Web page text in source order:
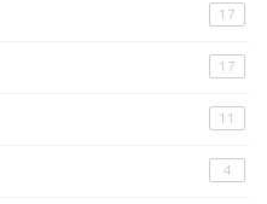
17
17
11
4